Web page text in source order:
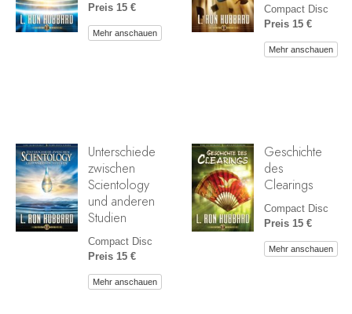
Preis 15 €
Mehr anschauen
Compact Disc
Preis 15 €
Mehr anschauen
Unterschiede
zwischen
Scientology
und anderen
Studien
Compact Disc
Preis 15 €
Mehr anschauen
Geschichte
des
Clearings
Compact Disc
Preis 15 €
Mehr anschauen